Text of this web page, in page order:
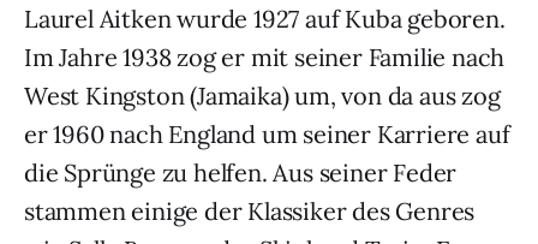
Laurel Aitken wurde 1927 auf Kuba geboren.
Im Jahre 1938 zog er mit seiner Familie nach
West Kingston (Jamaika) um, von da aus zog
er 1960 nach England um seiner Karriere auf
die Sprünge zu helfen. Aus seiner Feder
stammen einige der Klassiker des Genres